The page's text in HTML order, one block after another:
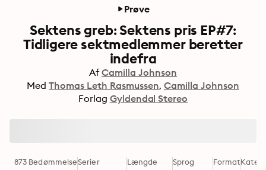
Prøve
Sektens greb: Sektens pris EP#7:
Tidligere sektmedlemmer beretter
indefra
Af Camilla Johnson
Med Thomas Leth Rasmussen Camilla Johnson
Forlag Gyldendal Stereo
873 BedømmelseSerier Længde Sprog Format